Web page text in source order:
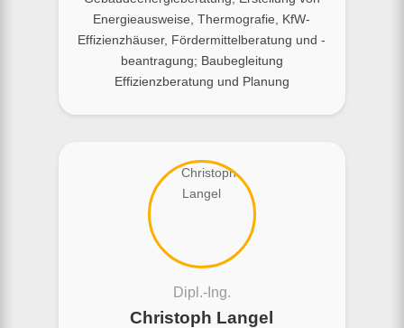
Energieausweise, Thermografie, KfW-
Effizienzhäuser, Fördermittelberatung und -
beantragung; Baubegleitung
Effizienzberatung und Planung
Dipl.-Ing.
Christoph Langel